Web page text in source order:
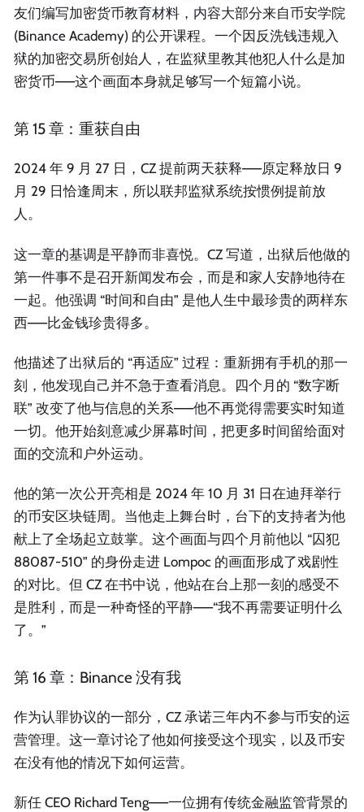
友们编写加密货币教育材料，内容大部分来自币安学院
(Binance Academy) 的公开课程。一个因反洗钱违规入
狱的加密交易所创始人，在监狱里教其他犯人什么是加
密货币——这个画面本身就足够写一个短篇小说。
第 15 章：重获自由
2024 年 9 月 27 日，CZ 提前两天获释——原定释放日 9
月 29 日恰逢周末，所以联邦监狱系统按惯例提前放
人。
这一章的基调是平静而非喜悦。CZ 写道，出狱后他做的
第一件事不是召开新闻发布会，而是和家人安静地待在
一起。他强调 “时间和自由” 是他人生中最珍贵的两样东
西——比金钱珍贵得多。
他描述了出狱后的 “再适应” 过程：重新拥有手机的那一
刻，他发现自己并不急于查看消息。四个月的 “数字断
联” 改变了他与信息的关系——他不再觉得需要实时知道
一切。他开始刻意减少屏幕时间，把更多时间留给面对
面的交流和户外运动。
他的第一次公开亮相是 2024 年 10 月 31 日在迪拜举行
的币安区块链周。当他走上舞台时，台下的支持者为他
献上了全场起立鼓掌。这个画面与四个月前他以 “囚犯
88087-510” 的身份走进 Lompoc 的画面形成了戏剧性
的对比。但 CZ 在书中说，他站在台上那一刻的感受不
是胜利，而是一种奇怪的平静——“我不再需要证明什么
了。”
第 16 章：Binance 没有我
作为认罪协议的一部分，CZ 承诺三年内不参与币安的运
营管理。这一章讨论了他如何接受这个现实，以及币安
在没有他的情况下如何运营。
新任 CEO Richard Teng——一位拥有传统金融监管背景的